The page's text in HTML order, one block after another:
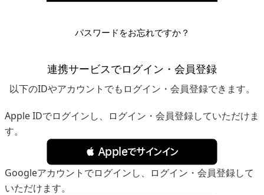
パスワードをお忘れですか？
連携サービスでログイン・会員登録
以下のIDやアカウントでもログイン・会員登録できます。
Apple IDでログインし、ログイン・会員登録していただけま
す。
 Appleでサインイン
Googleアカウントでログインし、ログイン・会員登録して
いただけます。